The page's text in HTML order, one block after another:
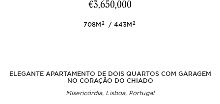
€3,650,000
708M2 443M2
ELEGANTE APARTAMENTO DE DOIS QUARTOS COM GARAGEM
NO CORAÇÃO DO CHIADO
Misericórdia, Lisboa, Portugal